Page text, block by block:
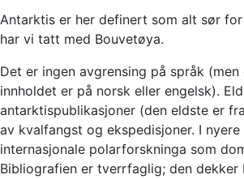
Antarktis er her definert som alt sør
har vi tatt med Bouvetøya.
Det er ingen avgrensing på språk
innholdet er på norsk eller engelsk).
antarktispublikasjoner (den eldste er
av kvalfangst og ekspedisjoner. I
internasjonale polarforskninga som
Bibliografien er tverrfaglig; den dekker